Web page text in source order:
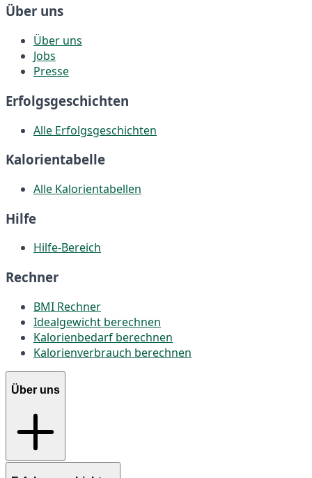
Über uns
Über uns
Jobs
Presse
Erfolgsgeschichten
Alle Erfolgsgeschichten
Kalorientabelle
Alle Kalorientabellen
Hilfe
Hilfe-Bereich
Rechner
BMI Rechner
Idealgewicht berechnen
Kalorienbedarf berechnen
Kalorienverbrauch berechnen
Über uns